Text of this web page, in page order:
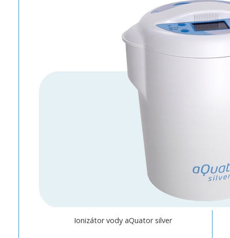
Ionizátor vody aQuator silver